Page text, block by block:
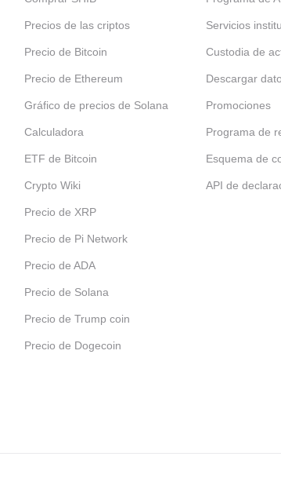
Precios de las criptos
Precio de Bitcoin
Precio de Ethereum
Gráfico de precios de Solana
Calculadora
ETF de Bitcoin
Crypto Wiki
Precio de XRP
Precio de Pi Network
Precio de ADA
Precio de Solana
Precio de Trump coin
Precio de Dogecoin
Servicios
Custodia de
Descargar
Promociones
Programa de
Esquema de
API de